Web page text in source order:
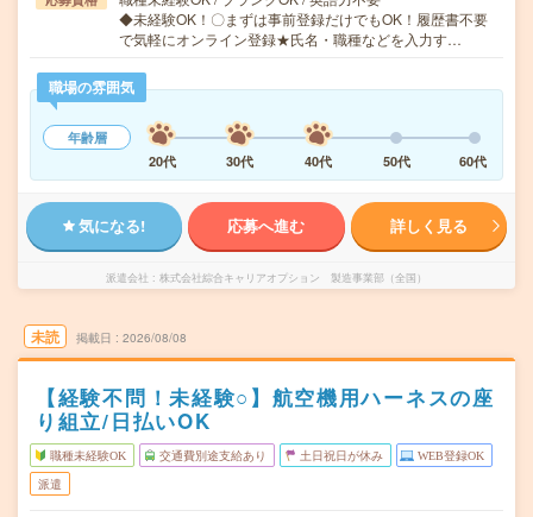
◆未経験OK！〇まずは事前登録だけでもOK！履歴書不要
で気軽にオンライン登録★氏名・職種などを入力す…
職場の雰囲気
年齢層
20代
30代 40代 50代 60代
気になる! 応募へ進む 詳しく見る
派遣会社 株式会社綜合キャリアオプション 製造事業部（全国）
未読 掲載日 2026/08/08
【経験不問！未経験○】航空機用ハーネスの座
り組立/日払いOK
職種未経験OK 交通費別途支給あり 土日祝日が休み WEB登録OK
派遣